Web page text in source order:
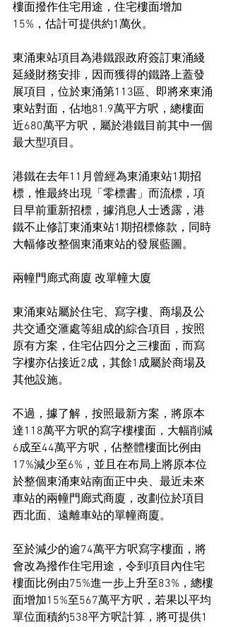
樓面撥作住宅用途，住宅樓面增加
15%，估計可提供約1萬伙。
東涌東站項目為港鐵跟政府簽訂東涌綫
延綫財務安排，因而獲得的鐵路上蓋發
展項目，位於東涌第113區、即將來東涌
東站對面，佔地81.9萬平方呎，總樓面
近680萬平方呎，屬於港鐵目前其中一個
最大型項目。
港鐵在去年11月曾經為東涌東站1期招
標，惟最終出現「零標書」而流標，項
目早前重新招標，據消息人士透露，港
鐵不止修訂東涌東站1期招標條款，同時
大幅修改整個東涌東站的發展藍圖。
兩幢門廊式商廈 改單幢大廈
東涌東站屬於住宅、寫字樓、商場及公
共交通交滙處等組成的綜合項目，按照
原有方案，住宅佔四分之三樓面，而寫
字樓亦佔接近2成，其餘1成屬於商場及
其他設施。
不過，據了解，按照最新方案，將原本
達118萬平方呎的寫字樓樓面，大幅削減
6成至44萬平方呎，佔整體樓面比例由
17%減少至6%，並且在布局上將原本位
於整個東涌東站南面正中央、最近未來
車站的兩幢門廊式商廈，改劃位於項目
西北面、遠離車站的單幢商廈。
至於減少的逾74萬平方呎寫字樓面，將
會改為撥作住宅用途，令到項目內住宅
樓面比例由75%進一步上升至83%，總樓
面增加15%至567萬平方呎，若果以平均
單位面積約538平方呎計算，將可提供1